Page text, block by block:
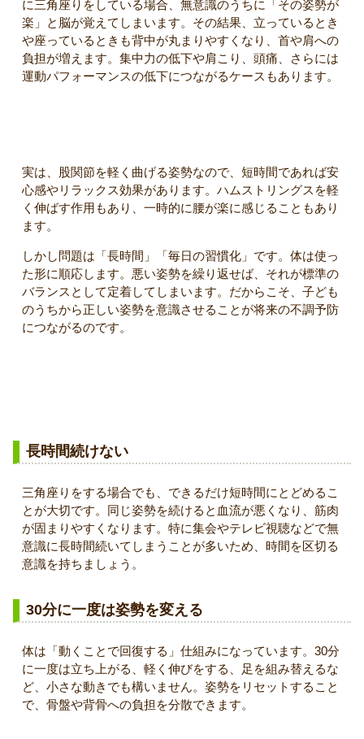
に三角座りをしている場合、無意識のうちに「その姿勢が
楽」と脳が覚えてしまいます。その結果、立っているとき
や座っているときも背中が丸まりやすくなり、首や肩への
負担が増えます。集中力の低下や肩こり、頭痛、さらには
運動パフォーマンスの低下につながるケースもあります。
実は、股関節を軽く曲げる姿勢なので、短時間であれば安
心感やリラックス効果があります。ハムストリングスを軽
く伸ばす作用もあり、一時的に腰が楽に感じることもあり
ます。
しかし問題は「長時間」「毎日の習慣化」です。体は使っ
た形に順応します。悪い姿勢を繰り返せば、それが標準の
バランスとして定着してしまいます。だからこそ、子ども
のうちから正しい姿勢を意識させることが将来の不調予防
につながるのです。
長時間続けない
三角座りをする場合でも、できるだけ短時間にとどめるこ
とが大切です。同じ姿勢を続けると血流が悪くなり、筋肉
が固まりやすくなります。特に集会やテレビ視聴などで無
意識に長時間続いてしまうことが多いため、時間を区切る
意識を持ちましょう。
30分に一度は姿勢を変える
体は「動くことで回復する」仕組みになっています。30分
に一度は立ち上がる、軽く伸びをする、足を組み替えるな
ど、小さな動きでも構いません。姿勢をリセットすること
で、骨盤や背骨への負担を分散できます。